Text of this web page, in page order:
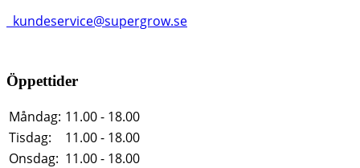
kundeservice@supergrow.se
Öppettider
Måndag: 11.00 - 18.00
Tisdag:
11.00 - 18.00
Onsdag: 11.00 - 18.00